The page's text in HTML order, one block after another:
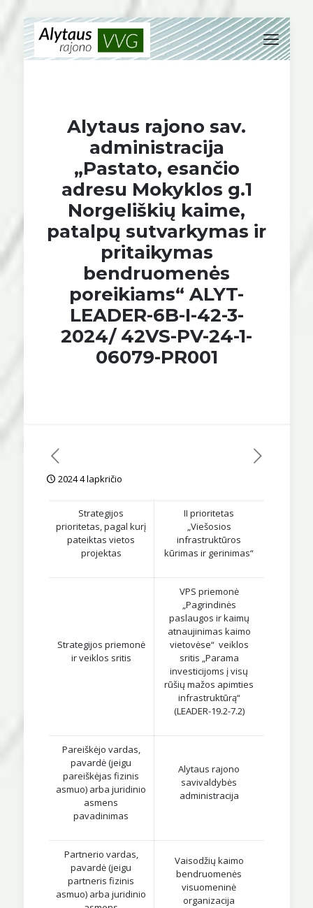
Alytaus rajono sav.
administracija
„Pastato, esančio
adresu Mokyklos g.1
Norgeliškių kaime,
patalpų sutvarkymas ir
pritaikymas
bendruomenės
poreikiams“ ALYT-
LEADER-6B-I-42-3-
2024/ 42VS-PV-24-1-
06079-PR001
2024 4 lapkričio
Strategijos
prioritetas, pagal kurį
pateiktas vietos
projektas
II prioritetas
„Viešosios
infrastruktūros
kūrimas ir gerinimas“
Strategijos priemonė
ir veiklos sritis
VPS priemonė
„Pagrindinės
paslaugos ir kaimų
atnaujinimas kaimo
vietovėse“ veiklos
sritis „Parama
investicijoms į visų
rūšių mažos apimties
infrastruktūrą“
(LEADER-19.2-7.2)
Pareiškėjo vardas,
pavardė (jeigu
pareiškėjas fizinis
asmuo) arba juridinio
asmens
pavadinimas
Alytaus rajono
savivaldybės
administracija
Partnerio vardas,
pavardė (jeigu
partneris fizinis
asmuo) arba juridinio
Vaisodžių kaimo
bendruomenės
visuomeninė
organizacija